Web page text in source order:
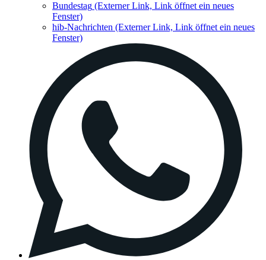
Bundestag (Externer Link, Link öffnet ein neues
Fenster)
hib-Nachrichten (Externer Link, Link öffnet ein neues
Fenster)